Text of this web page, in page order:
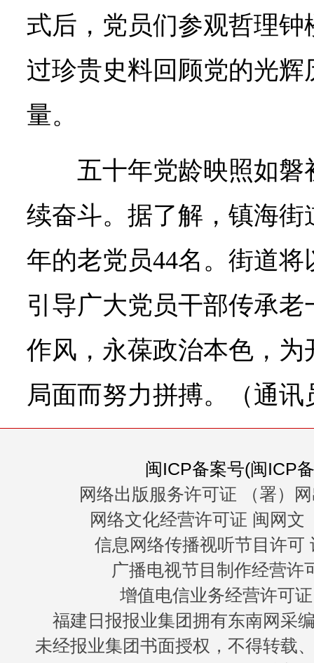
式后，党员们参观哲理
过珍贵史料回顾党的光
量。
五十年党龄映照如
续奋斗。据了解，镇海街
年的老党员44名。街道
引导广大党员干部传承
作风，永葆政治本色，
局面而努力拼搏。（通
闽ICP备案号(闽ICP
网络出版服务许可证 （署）
网络文化经营许可证 闽网文
信息网络传播视听节目许可
广播电视节目制作经营许
增值电信业务经营许可
福建日报报业集团拥有东南网采
未经报业集团书面授权，不得转载